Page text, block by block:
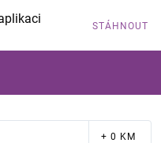
STÁHNOUT
+ 0 KM